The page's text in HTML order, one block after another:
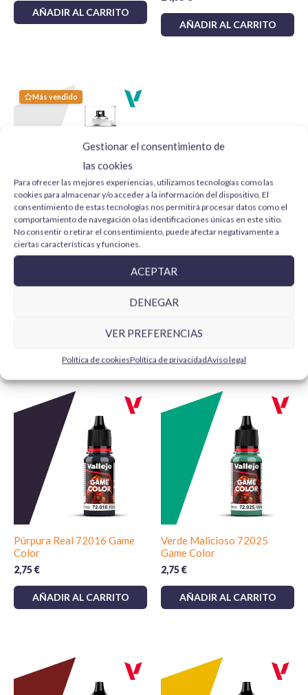
Gestionar el consentimiento de
las cookies
Para ofrecer las mejores experiencias, utilizamos tecnologías como las
cookies para almacenar y/o acceder a la información del dispositivo. El
consentimiento de estas tecnologías nos permitirá procesar datos como el
comportamiento de navegación o las identificaciones únicas en este sitio.
No consentir o retirar el consentimiento, puede afectar negativamente a
ciertas características y funciones.
ACEPTAR
DENEGAR
VER PREFERENCIAS
Política de cookiesPolítica de privacidadAviso legal
Uso: Pincel o aerógrafo
Materiales compatibles:
Elige Tamiya X2 para tus proyectos de modelismo y
garantiza resultados profesionales. ¡Haz que tus maquetas,
miniaturas y creaciones cobren vida con la calidad
inigualable de Tamiya!
≥ 70,00€:gratis
: enviamos en las próximas24
Para más información y otras localizaciones
consulta las
politicas de envío
AÑADIR AL CARRITO
AÑADIR AL CARRITO
Más vendido
Vallejo Imprimación Gris
28011 Aerosol 400 ml
11,75
AÑADIR AL CARRITO
Púrpura Real 72016 Game
Color
2,75€
AÑADIR AL CARRITO
Verde Malicioso 72025
Game Color
2,75€
AÑADIR AL CARRITO